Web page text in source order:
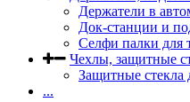
Держатели в
Док-станции и
Селфи палки для
Чехлы, защитные
Защитные стекла
...